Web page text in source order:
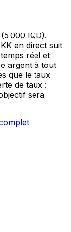
000 IQD).
en direct suit
réel et
argent à tout
que le taux
de taux :
sera